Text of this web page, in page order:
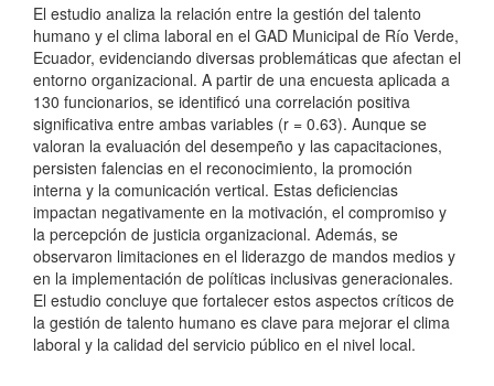
El estudio analiza la relación entre la gestión del talento
humano y el clima laboral en el GAD Municipal de Río Verde,
Ecuador, evidenciando diversas problemáticas que afectan el
entorno organizacional. A partir de una encuesta aplicada a
130 funcionarios, se identificó una correlación positiva
significativa entre ambas variables (r = 0.63). Aunque se
valoran la evaluación del desempeño y las capacitaciones,
persisten falencias en el reconocimiento, la promoción
interna y la comunicación vertical. Estas deficiencias
impactan negativamente en la motivación, el compromiso y
la percepción de justicia organizacional. Además, se
observaron limitaciones en el liderazgo de mandos medios y
en la implementación de políticas inclusivas generacionales.
El estudio concluye que fortalecer estos aspectos críticos de
la gestión de talento humano es clave para mejorar el clima
laboral y la calidad del servicio público en el nivel local.